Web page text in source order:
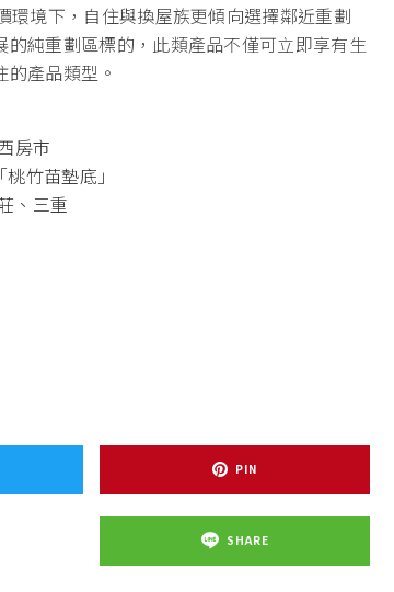
境下，自住與換屋族更傾向選擇鄰近重劃
純重劃區標的，此類產品不僅可立即享有生
產品類型。
房市
竹苗墊底」
、三重
PIN
SHARE